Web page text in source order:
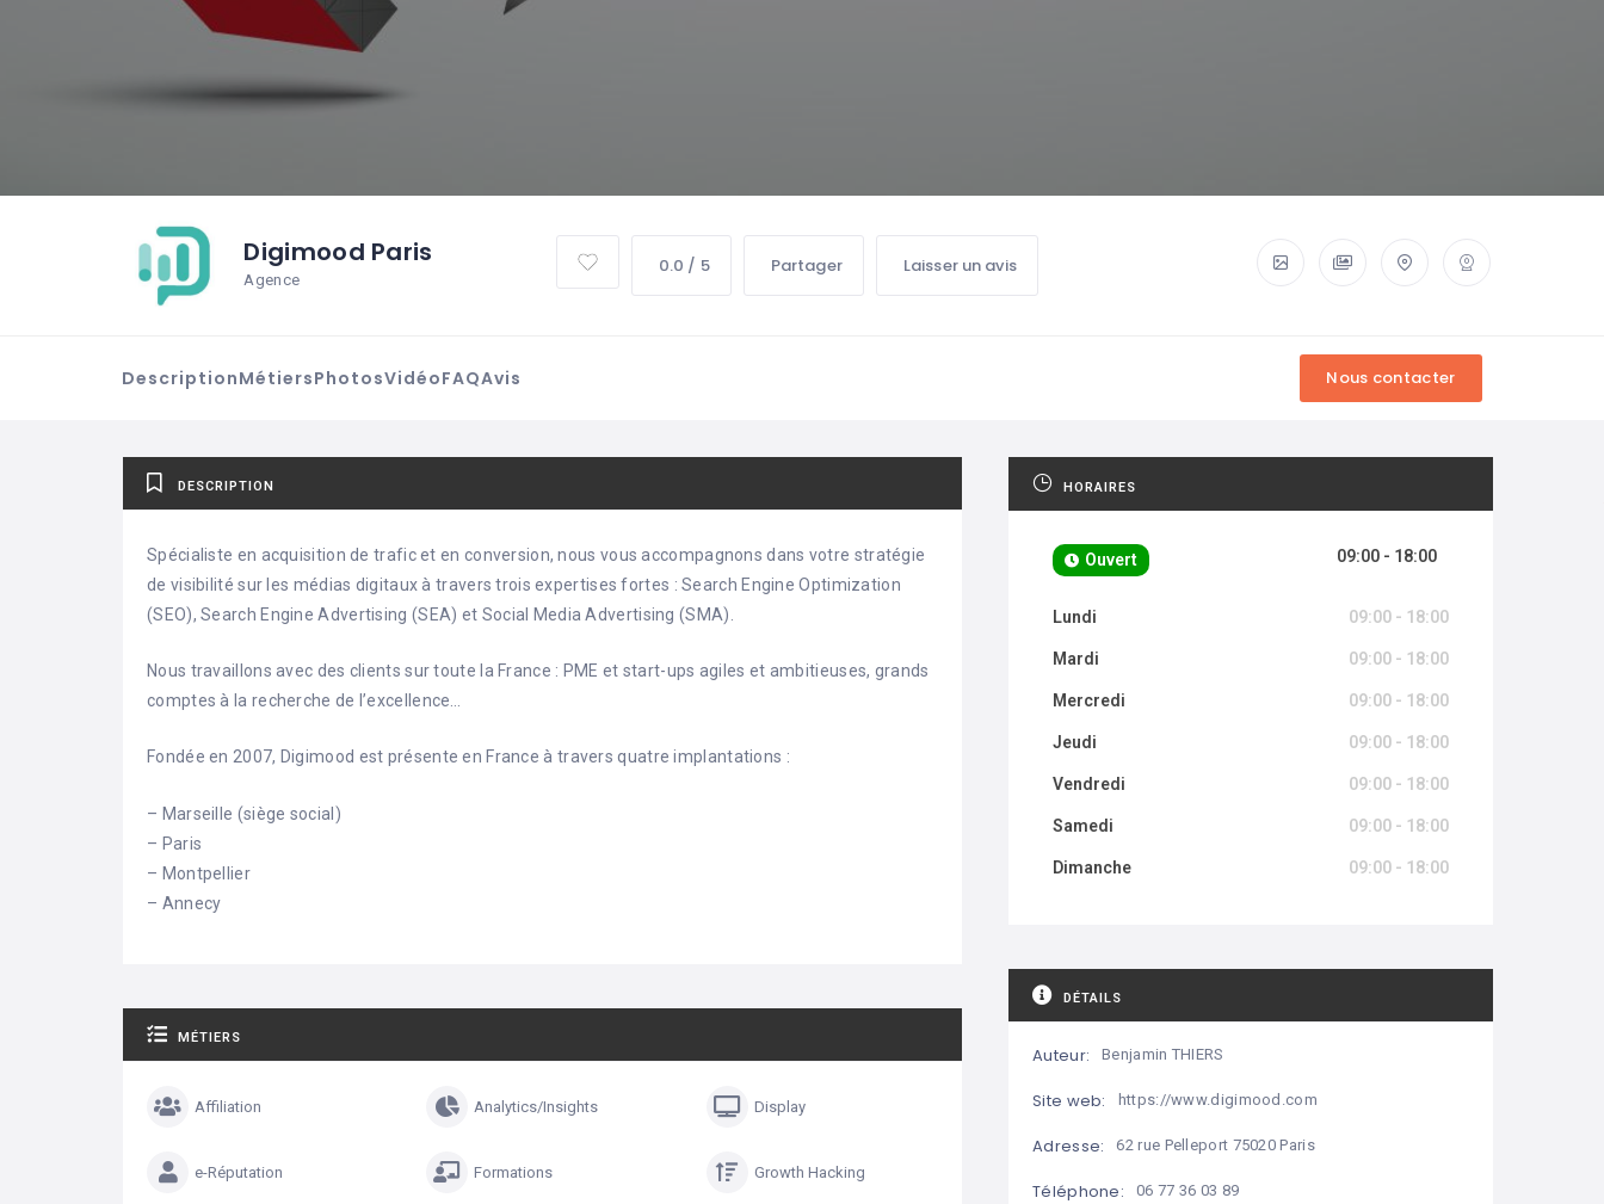
Digimood Paris
Agence
0.0 / 5 Partager Laisser un avis
DescriptionMétiersPhotosVidéoFAQAvis
DESCRIPTION
Spécialiste en acquisition de trafic et en conversion, nous vous accompagnons dans votre stratégie
de visibilité sur les médias digitaux à travers trois expertises fortes : Search Engine Optimization
(SEO), Search Engine Advertising (SEA) et Social Media Advertising (SMA).
Nous travaillons avec des clients sur toute la France : PME et start-ups agiles et ambitieuses, grands
comptes à la recherche de l’excellence…
Fondée en 2007, Digimood est présente en France à travers quatre implantations :
– Marseille (siège social)
– Paris
– Montpellier
– Annecy
MÉTIERS
Affiliation Analytics/Insights Display
e-Réputation Formations Growth Hacking
HORAIRES
Ouvert 09:00 - 18:00
Lundi 09:00 - 18:00
Mardi 09:00 - 18:00
Mercredi 09:00 - 18:00
Jeudi 09:00 - 18:00
Vendredi 09:00 - 18:00
Samedi 09:00 - 18:00
Dimanche 09:00 - 18:00
DÉTAILS
Auteur: Benjamin THIERS
Site web: https://www.digimood.com
Adresse: 62 rue Pelleport 75020 Paris
Téléphone: 06 77 36 03 89